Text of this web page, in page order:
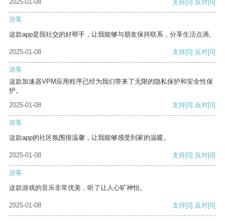
2025-01-08 支持[0] 反对[0]
游客
这款app是我社交的好帮手，让我能够与朋友保持联系，分享生活点滴。
2025-01-08 支持[0] 反对[0]
游客
这款加速器VPM应用程序已经为我们带来了无限的隐私保护和安全性保
护。
2025-01-08
支持[0] 反对[0]
游客
这款app的社区氛围很温馨，让我能够感受到家的温暖。
2025-01-08 支持[0] 反对[0]
游客
这款游戏的音乐非常优美，听了让人心旷神怡。
2025-01-08 支持[0] 反对[0]